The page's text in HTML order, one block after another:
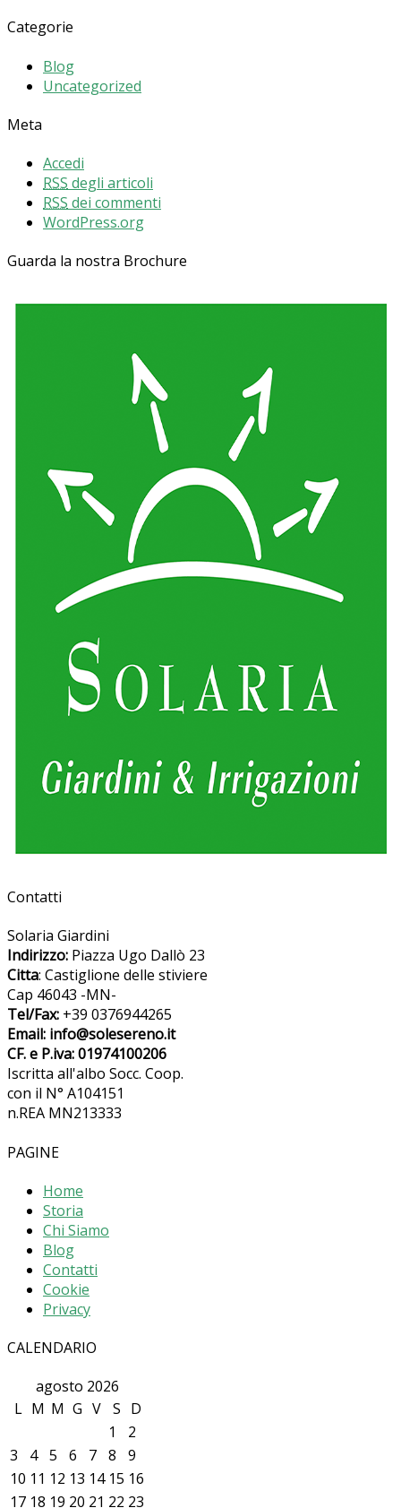
Categorie
Blog
Uncategorized
Meta
Accedi
RSS degli articoli
RSS dei commenti
WordPress.org
Guarda la nostra Brochure
Contatti
Solaria Giardini
Indirizzo: Piazza Ugo Dallò 23
Citta: Castiglione delle stiviere
Cap 46043 -MN-
Tel/Fax: +39 0376944265
Email: info@solesereno.it
CF. e P.iva: 01974100206
Iscritta all'albo Socc. Coop.
con il N° A104151
n.REA MN213333
PAGINE
Home
Storia
Chi Siamo
Blog
Contatti
Cookie
Privacy
CALENDARIO
agosto 2026
L M M G V S D
1
2
3
4 5 6 7 8
9
10 11 12 13 14 15 16
17 18 19 20 21 22 23